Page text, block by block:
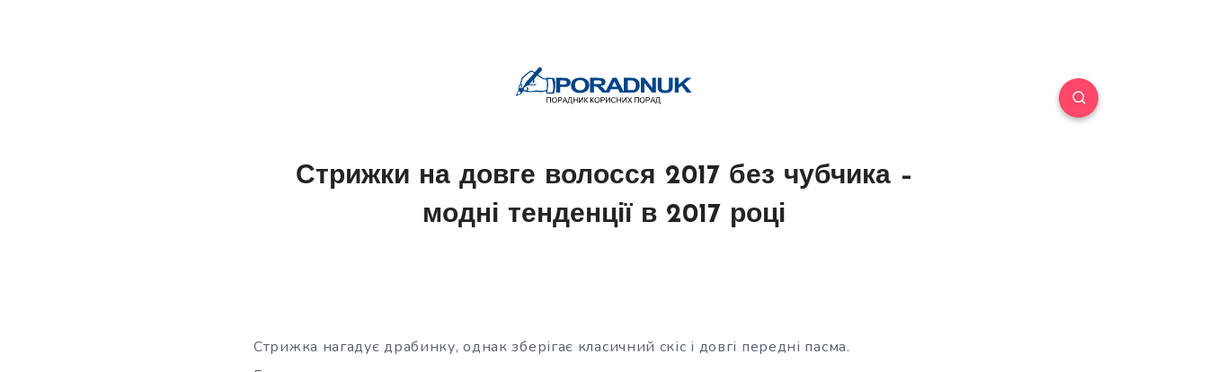
Стрижки на довге волосся 2017 без чубчика –
модні тенденції в 2017 році
Стрижка нагадує драбинку, однак зберігає класичний скіс і довгі передні пасма.